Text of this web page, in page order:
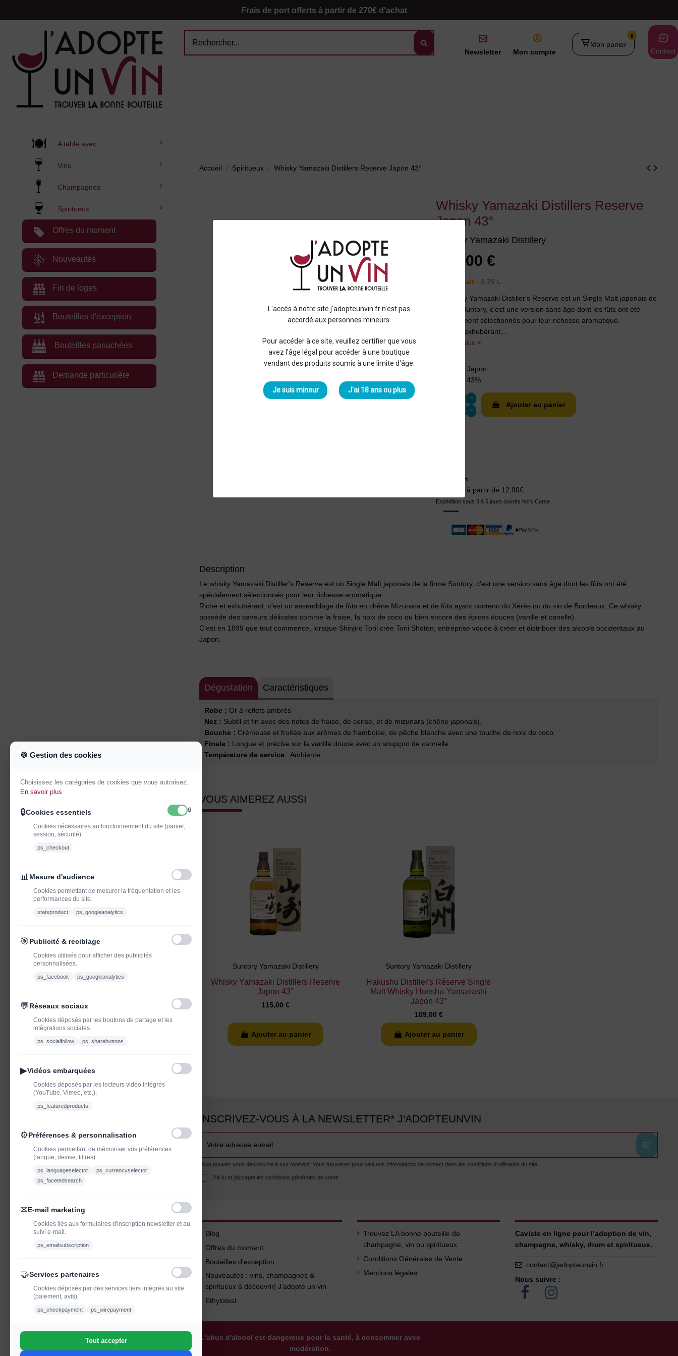
L'accès à notre site j'adopteunvin.fr n'est pas
accordé aux personnes mineurs.
Pour accéder à ce site, veuillez certifier que vous
avez l'âge légal pour accéder à une boutique
vendant des produits soumis à une limite d'âge.
Je suis mineur J'ai 18 ans ou plus
Frais de port offerts à partir de 270€ d'achat
Newsletter Mon compte
0
Mon panier
Contact
A table avec ...
Vins
Champagnes
Spiritueux
Offres du moment
Nouveautés
Fin de loges
Bouteilles d'exception
Bouteilles panachées
Demande particulière
Accueil Spiritueux Whisky Yamazaki Distillers Reserve Japon 43°
Whisky Yamazaki Distillers Reserve
Japon 43°
Suntory Yamazaki Distillery
115,00 €
Single Malt - 0,70 L
Le whisky Yamazaki Distiller's Reserve est un Single Malt japonais de
la firme Suntory, c'est une version sans âge dont les fûts ont été
spécialement sélectionnés pour leur richesse aromatique.
Riche et exhubérant,...
En savoir plus
Japon
43%
Ajouter au panier
Livraison
Livraison à partir de 12,90€.
Expédition sous 3 à 5 jours ouvrés hors Corse
Description
Le whisky Yamazaki Distiller's Reserve est un Single Malt japonais de la firme Suntory, c'est une version sans âge dont les fûts ont été
spécialement sélectionnés pour leur richesse aromatique.
Riche et exhubérant, c'est un assemblage de fûts en chêne Mizunara et de fûts ayant contenu du Xérès ou du vin de Bordeaux. Ce whisky
possède des saveurs délicates comme la fraise, la noix de coco ou bien encore des épices douces (vanille et canelle).
C'est en 1899 que tout commence, lorsque Shinjiro Torii crée Torii Shoten, entreprise vouée à créer et distribuer des alcools occidentaux au
Japon.
Dégustation Caractéristiques
Robe : Or à reflets ambrés
Nez : Subtil et fin avec des notes de fraise, de cerise, et de mizunara (chêne japonais).
Bouche : Crémeuse et fruitée aux arômes de framboise, de pêche blanche avec une touche de noix de coco.
Finale : Longue et précise sur la vanille douce avec un soupçon de cannelle.
Température de service : Ambiante
VOUS AIMEREZ AUSSI
Suntory Yamazaki Distillery
Whisky Yamazaki Distillers Reserve
Japon 43°
115,00 €
Ajouter au panier
Suntory Yamazaki Distillery
Hakushu Distiller's Réserve Single
Malt Whisky Honshu-Yamanashi
Japon 43°
109,00 €
Ajouter au panier
INSCRIVEZ-VOUS À LA NEWSLETTER* J'ADOPTEUNVIN
Vous pouvez vous désinscrire à tout moment. Vous trouverez pour cela nos informations de contact dans les conditions d'utilisation du site.
J'ai lu et j'accepte les conditions générales de vente
Blog
Offres du moment
Bouteilles d'exception
Nouveautés : vins, champagnes &
spiritueux à découvrir| J’adopte un vin
Ethylotest
Trouvez LA bonne bouteille de
champagne, vin ou spiritueux
Conditions Générales de Vente
Mentions légales
Caviste en ligne pour l’adoption de vin,
champagne, whisky, rhum et spiritueux.
contact@jadopteunvin.fr
Nous suivre :
L'abus d'alcool est dangereux pour la santé, à consommer avec
modération.
🍪 Gestion des cookies
Choisissez les catégories de cookies que vous autorisez.
En savoir plus
🔒Cookies essentiels 🔒
Cookies nécessaires au fonctionnement du site (panier,
session, sécurité).
ps_checkout
📊 Mesure d'audience
Cookies permettant de mesurer la fréquentation et les
performances du site.
statsproduct ps_googleanalytics
🎯Publicité & reciblage
Cookies utilisés pour afficher des publicités
personnalisées.
ps_facebook ps_googleanalytics
💬Réseaux sociaux
Cookies déposés par les boutons de partage et les
intégrations sociales.
ps_socialfollow ps_sharebuttons
▶Vidéos embarquées
Cookies déposés par les lecteurs vidéo intégrés
(YouTube, Vimeo, etc.).
ps_featuredproducts
⚙Préférences & personnalisation
Cookies permettant de mémoriser vos préférences
(langue, devise, filtres).
ps_languageselector
ps_currencyselector
ps_facetedsearch
✉E-mail marketing
Cookies liés aux formulaires d'inscription newsletter et au
suivi e-mail.
ps_emailsubscription
🤝Services partenaires
Cookies déposés par des services tiers intégrés au site
(paiement, avis).
ps_checkpayment ps_wirepayment
Tout accepter